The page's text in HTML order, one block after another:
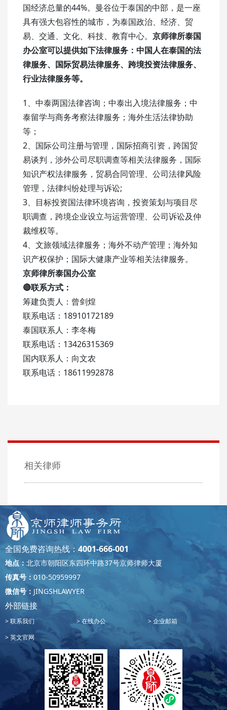
国经济总量的44%。曼谷位于泰国的中部，是一座
具有强大包容性的城市，为泰国政治、经济、贸
易、交通、文化、科技、教育中心。 京师律所泰国
办公室可以提供如下法律服务： 中国人在泰国的法
律服务、国际贸易法律服务、跨境投资法律服务、
行业法律服务等。
1、中泰两国法律咨询；中泰出入境法律服务；中
泰留学与商务考察法律服务；海外生活法律协助
等；
2、国际公司注册与管理，国际招商引资，跨国贸
易谈判，涉外公司尽职调查等相关法律服务，国际
知识产权法律服务，贸易合同管理、公司法律风险
管理，法律纠纷处理与诉讼;
3、目标投资国法律环境咨询，投资策划与项目尽
职调查，跨境企业设立与运营管理、公司诉讼及仲
裁维权等。
4、文旅领域法律服务；海外不动产管理；海外知
识产权保护；国际大健康产业等相关法律服务。
京师律所泰国办公室
🔴联系方式：
筹建负责人：曾剑煌
联系电话：18910172189
泰国联系人：李冬梅
联系电话：13426315369
国内联系人：向文农
联系电话：18611992878
相关律师
全国免费咨询热线： 4001-666-001
地点： 北京市朝阳区东四环中路37号京师律师大厦
传真号： 010-50959997
微信号： JINGSHLAWYER
外部链接
联系我们 在线办公
企业邮箱
英文官网